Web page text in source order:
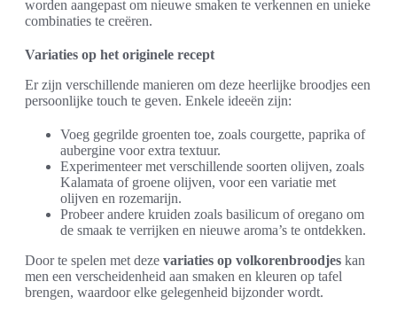
worden aangepast om nieuwe smaken te verkennen en unieke
combinaties te creëren.
Variaties op het originele recept
Er zijn verschillende manieren om deze heerlijke broodjes een
persoonlijke touch te geven. Enkele ideeën zijn:
Voeg gegrilde groenten toe, zoals courgette, paprika of
aubergine voor extra textuur.
Experimenteer met verschillende soorten olijven, zoals
Kalamata of groene olijven, voor een variatie met
olijven en rozemarijn.
Probeer andere kruiden zoals basilicum of oregano om
de smaak te verrijken en nieuwe aroma’s te ontdekken.
Door te spelen met deze variaties op volkorenbroodjes kan
men een verscheidenheid aan smaken en kleuren op tafel
brengen, waardoor elke gelegenheid bijzonder wordt.